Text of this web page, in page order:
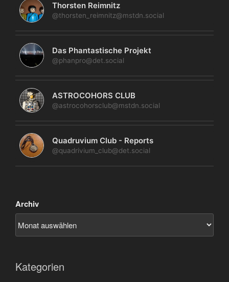
Thorsten Reimnitz
@thorsten_reimnitz@mstdn.social
Das Phantastische Projekt
@phanpro@det.social
ASTROCOHORS CLUB
@astrocohorsclub@mstdn.social
Quadruvium Club - Reports
@quadrivium_club@det.social
Archiv
Kategorien